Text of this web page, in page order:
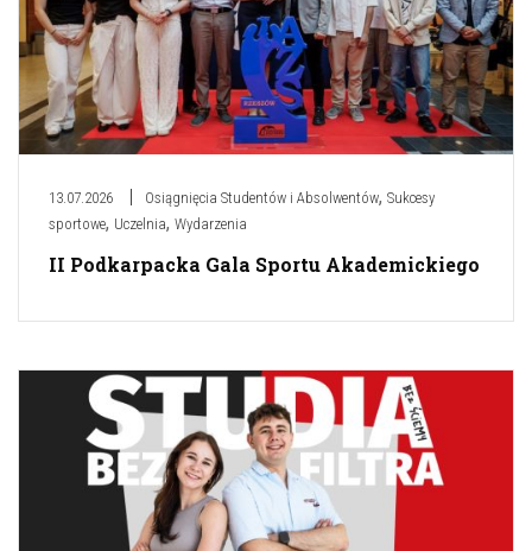
13.07.2026 Osiągnięcia Studentów i Absolwentów, Sukcesy
sportowe, Uczelnia, Wydarzenia
II Podkarpacka Gala Sportu Akademickiego